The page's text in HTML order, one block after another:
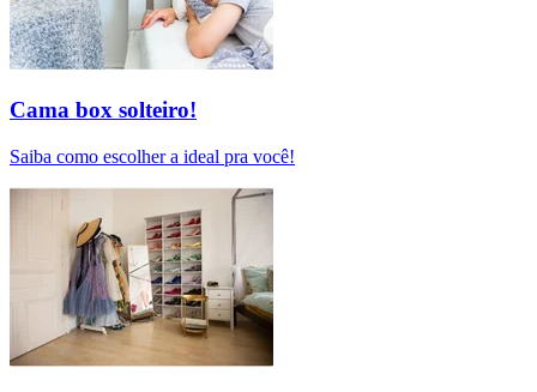
Cama box solteiro!
Saiba como escolher a ideal pra você!